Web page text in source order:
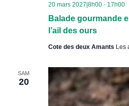
Balade gourmande
l’ail des ours
20 mars 2027|8h00- 17h00
Cote des deux Amants Les
SAM
20